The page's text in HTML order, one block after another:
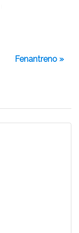
Fenantreno »